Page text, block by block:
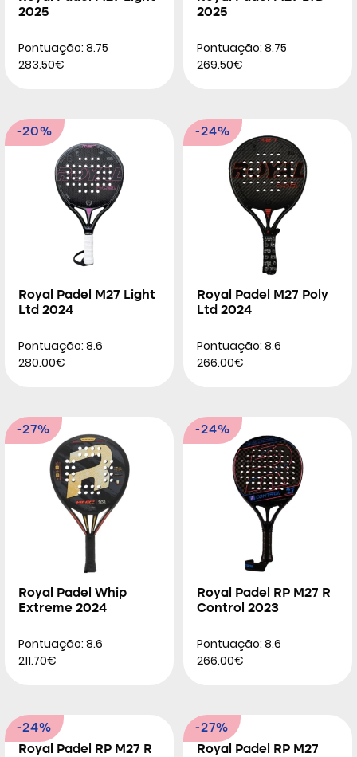
2025
Pontuação: 8.75
283.50€
2025
Pontuação: 8.75
269.50€
-20%
Royal Padel M27 Light
Ltd 2024
Pontuação: 8.6
280.00€
-24%
Royal Padel M27 Poly
Ltd 2024
Pontuação: 8.6
266.00€
-27%
Royal Padel Whip
Extreme 2024
Pontuação: 8.6
211.70€
-24%
Royal Padel RP M27 R
Control 2023
Pontuação: 8.6
266.00€
-24%
Royal Padel RP M27 R
-27%
Royal Padel RP M27